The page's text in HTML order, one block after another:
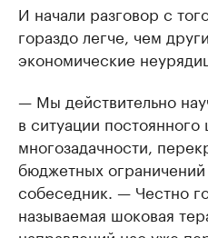
И начали разговор с
гораздо легче, чем
экономические
— Мы действительно
в ситуации постоянного
многозадачности,
бюджетных
собеседник. — Честно
называемая шоковая